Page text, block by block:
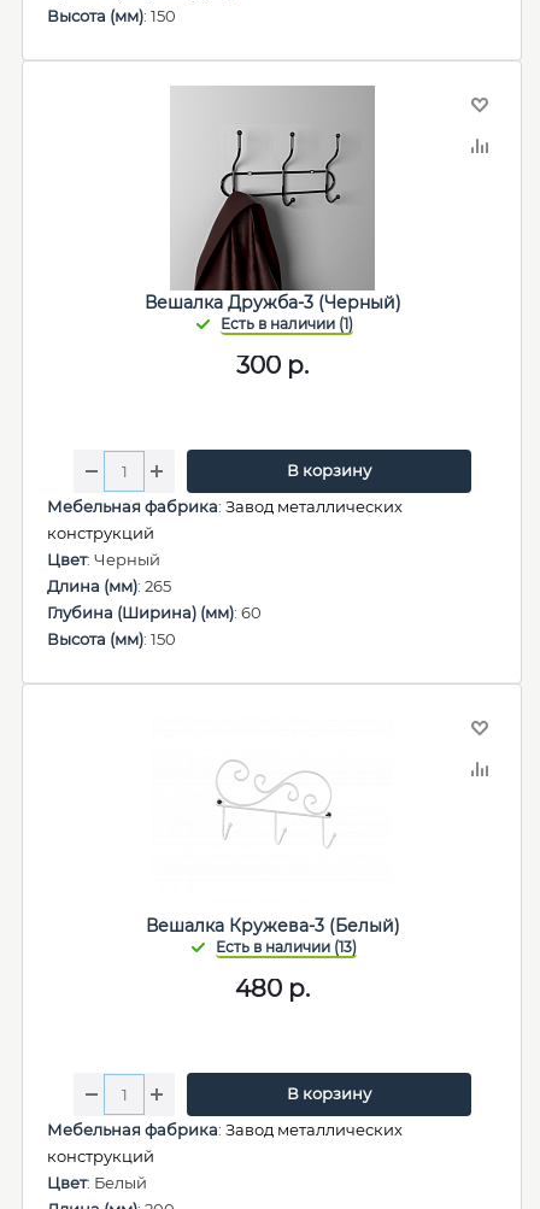
Высота (мм): 150
Вешалка Дружба-3 (Черный)
300 р.
В корзину
Мебельная фабрика: Завод металлических
конструкций
Цвет: Черный
Длина (мм): 265
Глубина (Ширина) (мм): 60
Высота (мм): 150
Вешалка Кружева-3 (Белый)
480 р.
В корзину
Мебельная фабрика: Завод металлических
конструкций
Цвет: Белый